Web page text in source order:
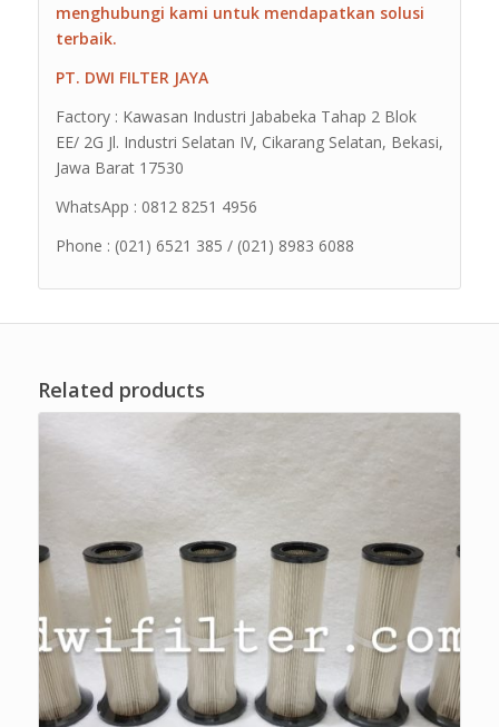
menghubungi kami untuk mendapatkan solusi
terbaik.
PT. DWI FILTER JAYA
Factory : Kawasan Industri Jababeka Tahap 2 Blok
EE/ 2G Jl. Industri Selatan IV, Cikarang Selatan, Bekasi,
Jawa Barat 17530
WhatsApp : 0812 8251 4956
Phone : (021) 6521 385 / (021) 8983 6088
Related products